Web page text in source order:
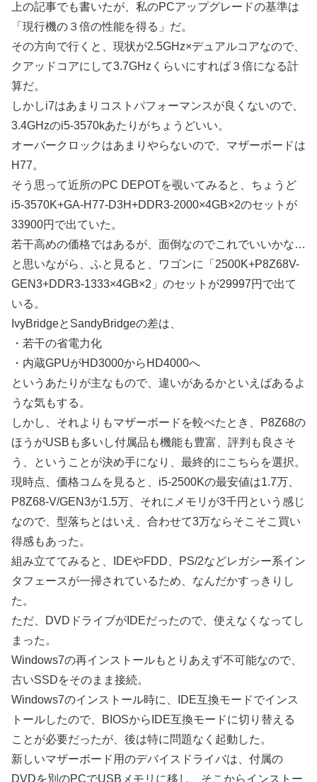
上の記事でも書いたが、私のPCアップグレードの基準は
「現行機の３倍の性能を得る」だ。
その方向で行くと、現状が2.5GHz×デュアルコアなので、
クアッドコアにして3.7GHzくらいにすれば３倍になる計
算だ。
しかしi7はあまりコストパフォーマンスが良くないので、
3.4GHzのi5-3570kあたりがちょうどいい。
オーバークロックはあまりやらないので、マザーボードは
H77。
そう思って近所のPC DEPOTを覗いてみると、ちょうど
i5-3570K+GA-H77-D3H+DDR3-2000×4GB×2のセットが
33900円で出ていた。
若干高めの価格ではあるが、面倒なのでこれでいいかな…
と思いながら、ふと見ると、ワゴンに「2500K+P8Z68V-
GEN3+DDR3-1333×4GB×2」のセットが29997円で出て
いる。
IvyBridgeとSandyBridgeの差は、
・若干の省電力化
・内蔵GPUがHD3000からHD4000へ
というあたりが主なもので、違いがあるかといえばあるよ
うな気もする。
しかし、それよりもマザーボードを較べたとき、P8Z68の
ほうがUSBも多いし付属品も機能も豊富、評判も良さそ
う、ということが決め手になり、最終的にこちらを選択。
現時点、価格コムを見ると、i5-2500Kの最安値は1.7万、
P8Z68-V/GEN3が1.5万、それにメモリが3千円という感じ
なので、型落ちとはいえ、合わせて3万ならそこそこ買い
得感もあった。
組み立ててみると、IDEやFDD、PS/2などレガシー系イン
タフェースが一掃されているため、なんだかすっきりし
た。
ただ、DVDドライブがIDEだったので、使えなくなってし
まった。
Windows7の再インストールもとりあえず不可能なので、
古いSSDをそのまま接続。
Windows7のインストール時に、IDE互換モードでインス
トールしたので、BIOSからIDE互換モードに切り替える
ことが必要だったが、後は特に問題なく起動した。
新しいマザーボード用のデバイスドライバは、付属の
DVDを別のPCでUSBメモリに移し、そこからインストー